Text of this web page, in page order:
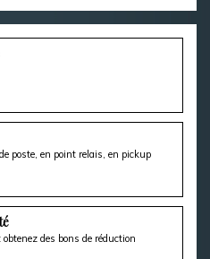
poste, en point relais, en pickup
des bons de réduction